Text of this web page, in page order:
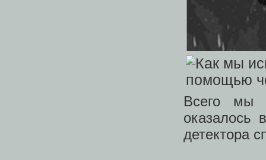
Всего мы
оказалось
детектора